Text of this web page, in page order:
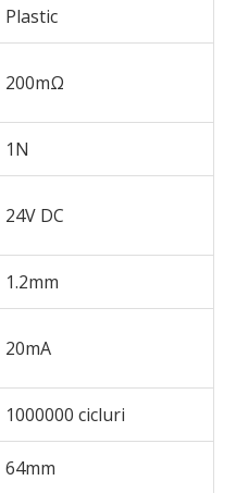
Plastic
200mΩ
1N
24V DC
1.2mm
20mA
1000000 cicluri
64mm